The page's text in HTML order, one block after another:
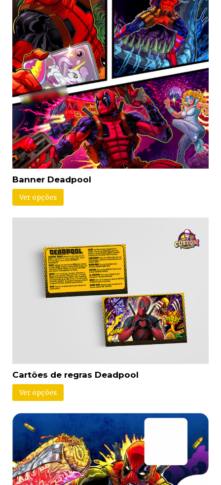
Banner Deadpool
Ver opções
Cartões de regras Deadpool
Ver opções